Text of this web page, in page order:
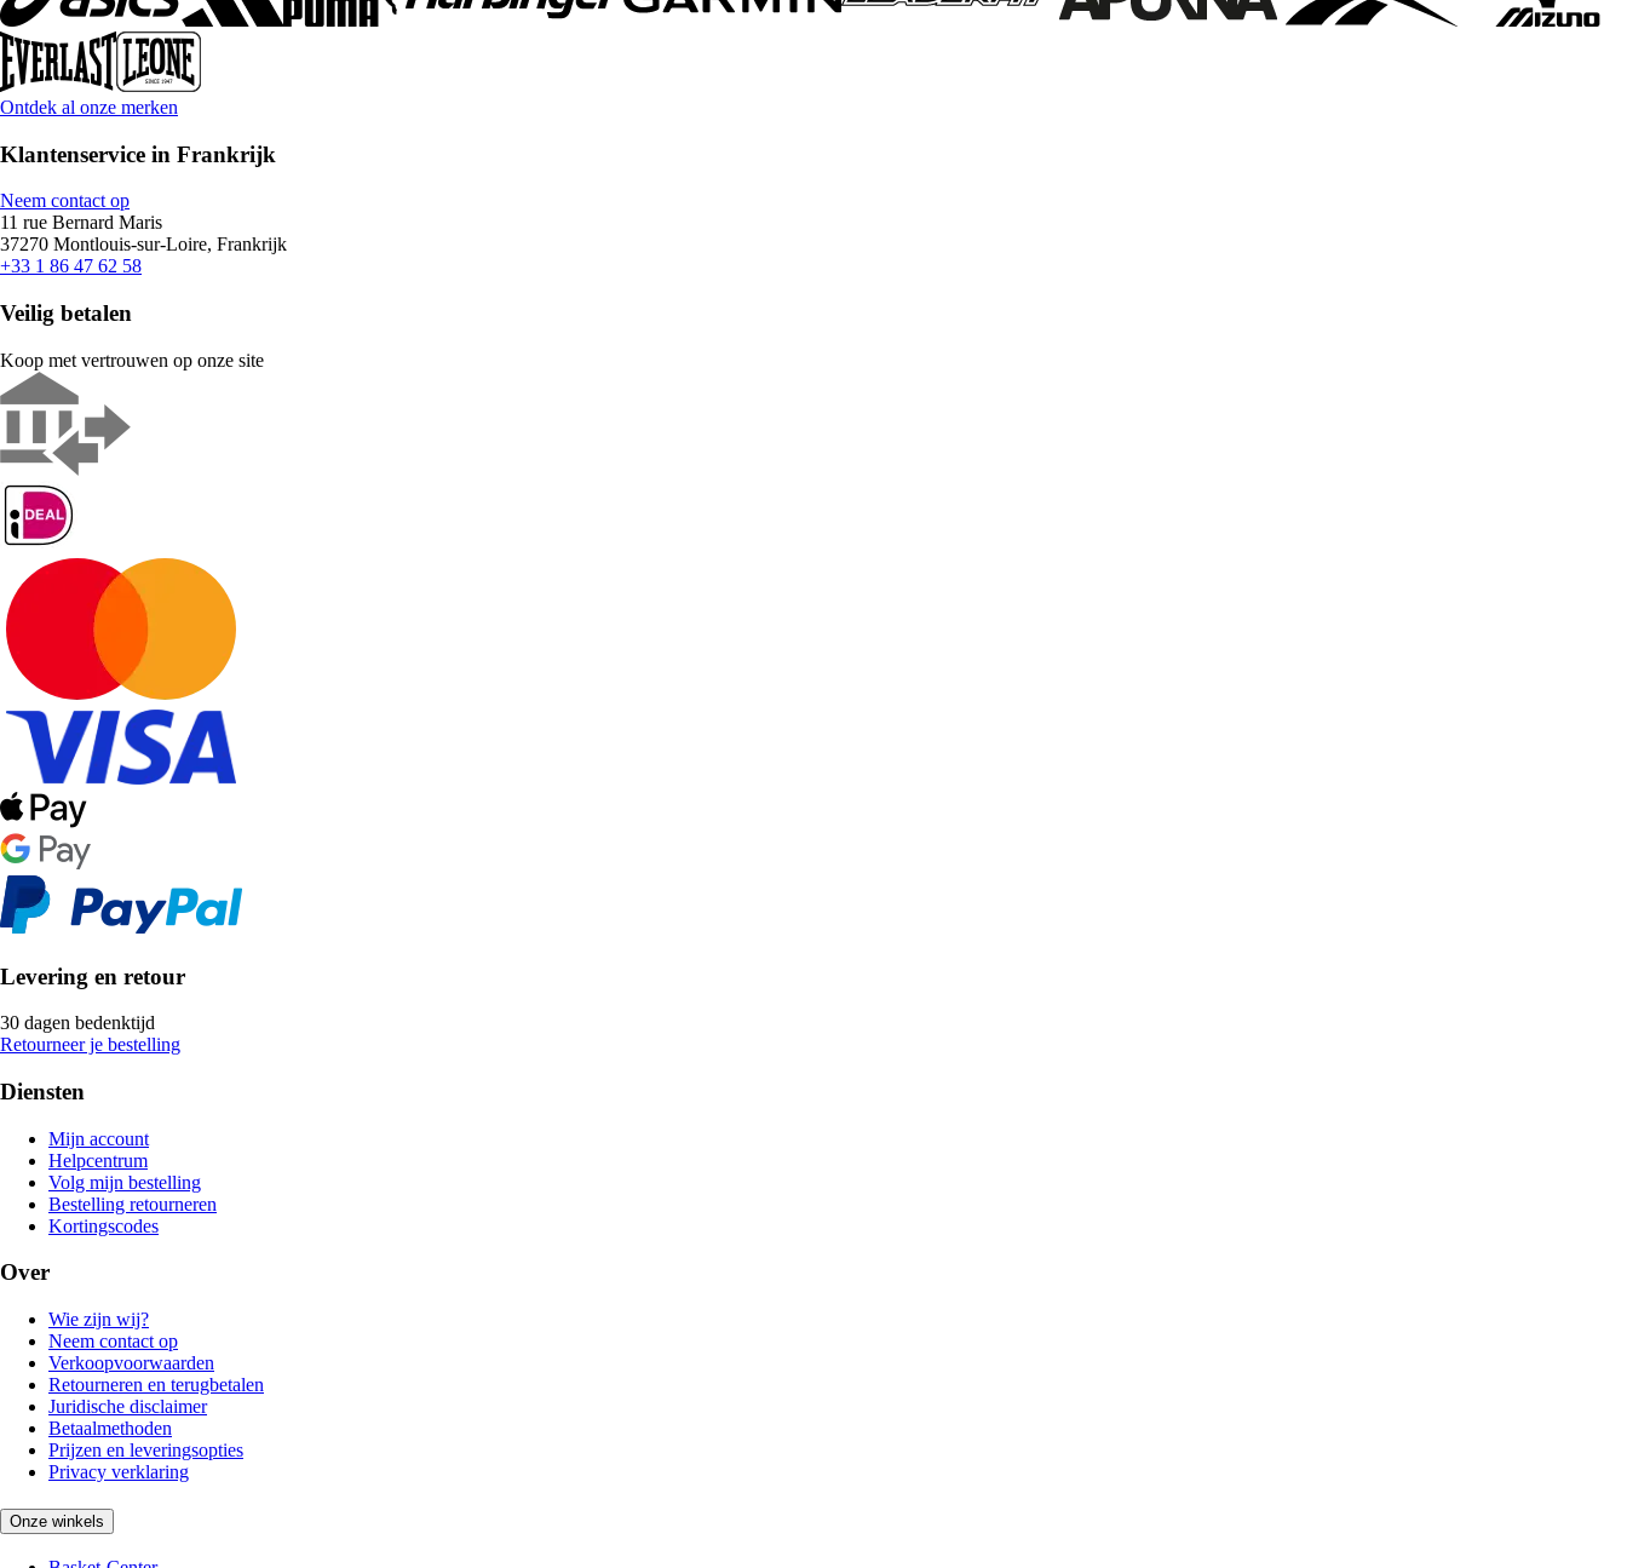
Ontdek al onze merken
Klantenservice in Frankrijk
Neem contact op
11 rue Bernard Maris
37270 Montlouis-sur-Loire, Frankrijk
+33 1 86 47 62 58
Veilig betalen
Koop met vertrouwen op onze site
Levering en retour
30 dagen bedenktijd
Retourneer je bestelling
Diensten
Mijn account
Helpcentrum
Volg mijn bestelling
Bestelling retourneren
Kortingscodes
Over
Wie zijn wij?
Neem contact op
Verkoopvoorwaarden
Retourneren en terugbetalen
Juridische disclaimer
Betaalmethoden
Prijzen en leveringsopties
Privacy verklaring
Onze winkels